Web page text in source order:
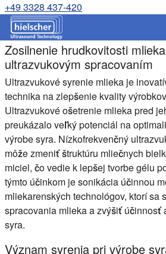
+49 3328 437-420
Zosilnenie hrudkovitosti mlieka
ultrazvukovým spracovaním
Ultrazvukové syrenie mlieka je
technika na zlepšenie kvality
Ultrazvukové ošetrenie mlieka pred
preukázalo veľký potenciál na
výrobe syra. Nízkofrekvenčný
môže zmeniť štruktúru mliečnych
miciel, čo vedie k lepšej tvorbe gélu
týmto účinkom je sonikácia účinnou
mliekarenských technológov, ktorí sa
spracovania mlieka a zvýšiť účinnosť
syra.
Význam syrenia pri výrobe